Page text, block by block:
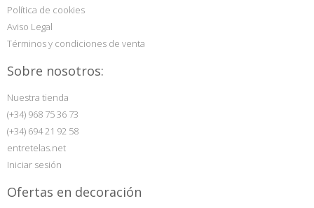
Política de cookies
Aviso Legal
Términos y condiciones de venta
Sobre nosotros:
Nuestra tienda
(+34) 968 75 36 73
(+34) 694 21 92 58
entretelas.net
Iniciar sesión
Ofertas en decoración